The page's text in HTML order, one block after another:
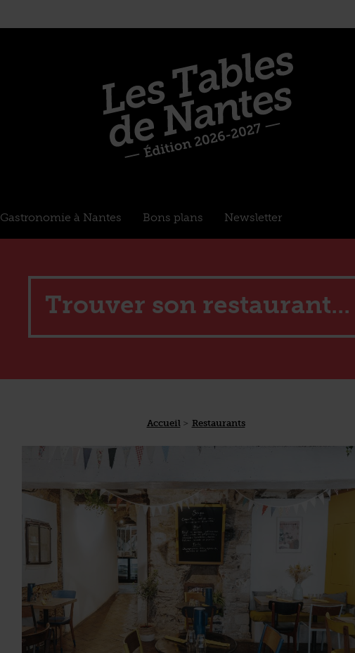
Gastronomie à Nantes Bons plans Newsletter
Trouver son restaurant...
Accueil Restaurants